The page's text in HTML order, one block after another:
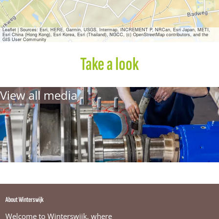
Leaflet|Sources: Esri, HERE, Garmin, USGS, Intermap, INCREMENT P, NRCan, Esri Japan, METI,
Esri China (Hong Kong), Esri Korea, Esri (Thailand), NGCC, (c) OpenStreetMap contributors, and the
GIS User Community
Take a look
View all media
About Winterswijk
Welcome to Winterswijk, where